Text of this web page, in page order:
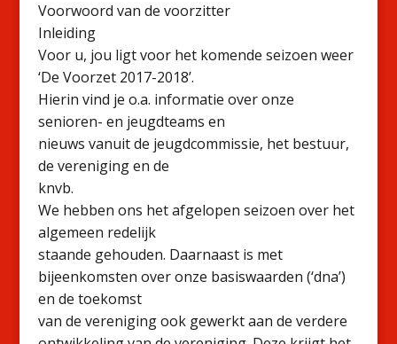
Voorwoord van de voorzitter
Inleiding
Voor u, jou ligt voor het komende seizoen weer
‘De Voorzet 2017-2018’.
Hierin vind je o.a. informatie over onze
senioren- en jeugdteams en
nieuws vanuit de jeugdcommissie, het bestuur,
de vereniging en de
knvb.
We hebben ons het afgelopen seizoen over het
algemeen redelijk
staande gehouden. Daarnaast is met
bijeenkomsten over onze basiswaarden (‘dna’)
en de toekomst
van de vereniging ook gewerkt aan de verdere